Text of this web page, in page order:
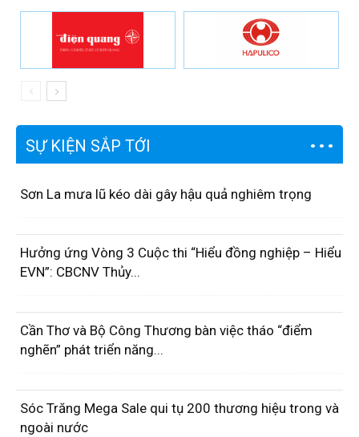
SỰ KIỆN SẮP TỚI
Sơn La mưa lũ kéo dài gây hậu quả nghiêm trọng
Hưởng ứng Vòng 3 Cuộc thi “Hiểu đồng nghiệp – Hiểu
EVN”: CBCNV Thủy...
Cần Thơ và Bộ Công Thương bàn việc tháo “điểm
nghẽn” phát triển năng...
Sóc Trăng Mega Sale qui tụ 200 thương hiệu trong và
ngoài nước